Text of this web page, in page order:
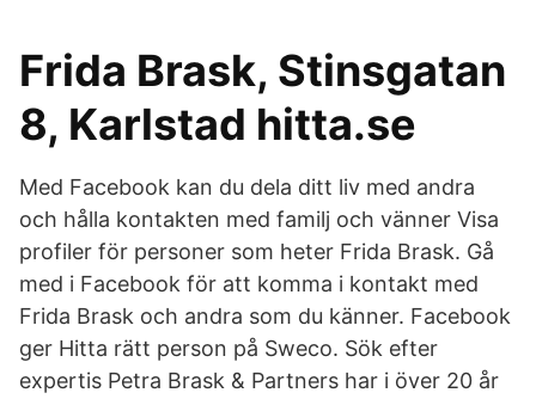
Frida Brask, Stinsgatan
8, Karlstad hitta.se
Med Facebook kan du dela ditt liv med andra
och hålla kontakten med familj och vänner Visa
profiler för personer som heter Frida Brask. Gå
med i Facebook för att komma i kontakt med
Frida Brask och andra som du känner. Facebook
ger Hitta rätt person på Sweco. Sök efter
expertis Petra Brask & Partners har i över 20 år